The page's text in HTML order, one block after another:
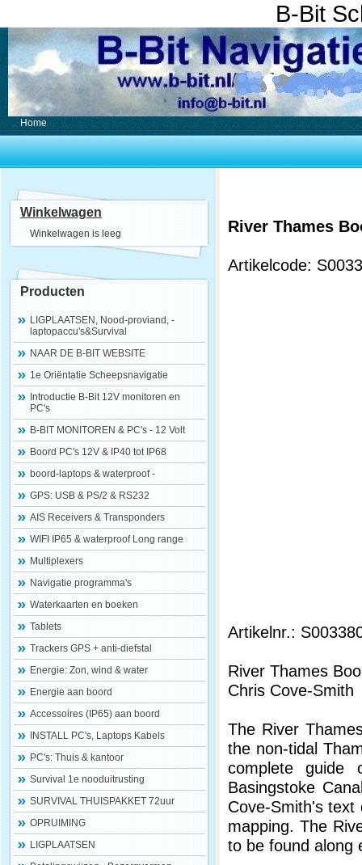
B-Bit
Home
Winkelwagen
Winkelwagen is leeg
Producten
LIGPLAATSEN, Nood-proviand, -
laptopaccu's&Survival
NAAR DE B-BIT WEBSITE
1e Oriëntatie Scheepsnavigatie
Introductie B-Bit 12V monitoren en
PC's
B-BIT MONITOREN & PC's - 12 Volt
Boord PC's 12V & IP40 tot IP68
boord-laptops & waterproof -
GPS: USB & PS/2 & RS232
AIS Receivers & Transponders
WIFI IP65 & waterproof Long range
Multiplexers
Navigatie programma's
Waterkaarten en boeken
Tablets
Trackers GPS + anti-diefstal
Energie: Zon, wind & water
Energie aan boord
Accessoires (IP65) aan boord
INSTALL PC's, Laptops Kabels
PC's: Thuis & kantoor
Survival 1e nooduitrusting
SURVIVAL THUISPAKKET 72uur
OPRUIMING
LIGPLAATSEN
River Thames
Artikelcode:
Artikelnr.:
River Thames
Chris Cove-Smith
The River
the non-tidal
complete guide
Basingstoke
Cove-Smith's text
mapping. The
to be found along